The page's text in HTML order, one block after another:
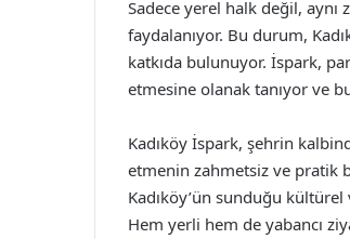
Sadece yerel halk değil,
faydalanıyor. Bu durum,
katkıda bulunuyor. İspark,
etmesine olanak tanıyor ve
Kadıköy İspark, şehrin
etmenin zahmetsiz ve pratik
Kadıköy’ün sunduğu
Hem yerli hem de yabancı